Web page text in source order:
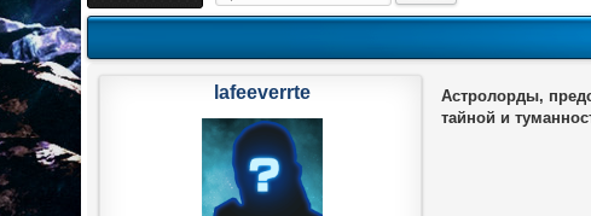
Астролорды,
тайной и
lafeeverrte